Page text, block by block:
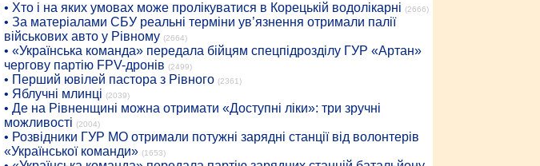
• Хто і на яких умовах може пролікуватися в Корецькій водолікарні (2666)
• За матеріалами СБУ реальні терміни ув’язнення отримали палії
військових авто у Рівному (2664)
• «Українська команда» передала бійцям спецпідрозділу ГУР «Артан»
чергову партію FPV-дронів (2499)
• Перший ювілей пастора з Рівного (2361)
• Яблучні млинці (2039)
• Де на Рівненщині можна отримати «Доступні ліки»: три зручні
можливості (2004)
• Розвідники ГУР МО отримали потужні зарядні станції від волонтерів
«Української команди» (1653)